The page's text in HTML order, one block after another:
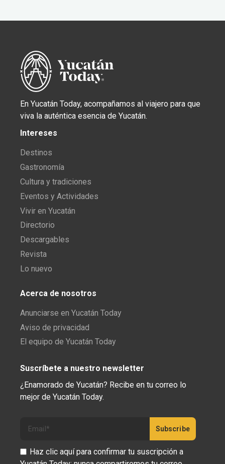
En Yucatán Today, acompañamos al viajero para que
viva la auténtica esencia de Yucatán.
Intereses
Destinos
Gastronomía
Cultura y tradiciones
Eventos y Actividades
Vivir en Yucatán
Directorio
Descargables
Revista
Lo nuevo
Acerca de nosotros
Anunciarse en Yucatán Today
Aviso de privacidad
El equipo de Yucatán Today
Suscríbete a nuestro newsletter
¿Enamorado de Yucatán? Recibe en tu correo lo
mejor de Yucatán Today.
Haz clic aquí para confirmar tu suscripción a